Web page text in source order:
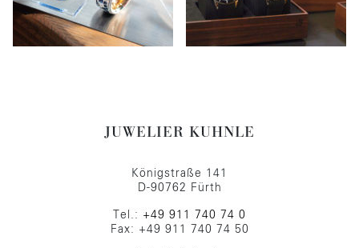
JUWELIER KUHNLE
Königstraße 141
D-90762 Fürth
Tel.: +49 911 740 74 0
Fax: +49 911 740 74 50